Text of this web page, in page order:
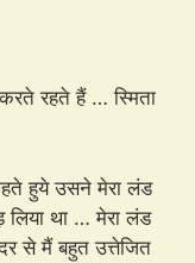
रहते हैं … स्मिता
हुये उसने मेरा लंड
था … मेरा लंड
से मैं बहुत उत्तेजित